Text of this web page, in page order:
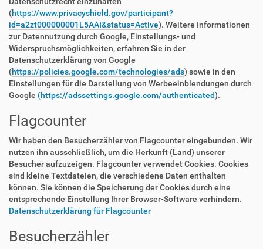
(https://www.privacyshield.gov/participant?
id=a2zt000000001L5AAI&status=Active). Weitere Informationen
zur Datennutzung durch Google, Einstellungs- und
Widerspruchsmöglichkeiten, erfahren Sie in der
Datenschutzerklärung von Google
(https://policies.google.com/technologies/ads) sowie in den
Einstellungen für die Darstellung von Werbeeinblendungen durch
Google (https://adssettings.google.com/authenticated).
Flagcounter
Wir haben den Besucherzähler von Flagcounter eingebunden. Wir
nutzen ihn ausschließlich, um die Herkunft (Land) unserer
Besucher aufzuzeigen. Flagcounter verwendet Cookies. Cookies
sind kleine Textdateien, die verschiedene Daten enthalten
können. Sie können die Speicherung der Cookies durch eine
entsprechende Einstellung Ihrer Browser-Software verhindern.
Datenschutzerklärung für Flagcounter
Besucherzähler